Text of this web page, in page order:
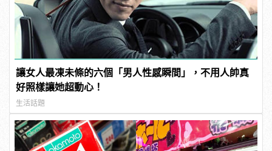
讓女人最凍未條的六個「男人性感瞬間」，不用人帥真
好照樣讓她超動心！
生活話題